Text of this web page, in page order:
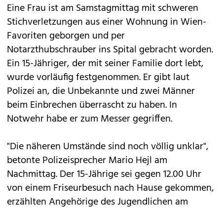
Eine Frau ist am Samstagmittag mit schweren
Stichverletzungen aus einer Wohnung in Wien-
Favoriten geborgen und per
Notarzthubschrauber ins Spital gebracht worden.
Ein 15-Jähriger, der mit seiner Familie dort lebt,
wurde vorläufig festgenommen. Er gibt laut
Polizei an, die Unbekannte und zwei Männer
beim Einbrechen überrascht zu haben. In
Notwehr habe er zum Messer gegriffen.
"Die näheren Umstände sind noch völlig unklar",
betonte Polizeisprecher Mario Hejl am
Nachmittag. Der 15-Jährige sei gegen 12.00 Uhr
von einem Friseurbesuch nach Hause gekommen,
erzählten Angehörige des Jugendlichen am